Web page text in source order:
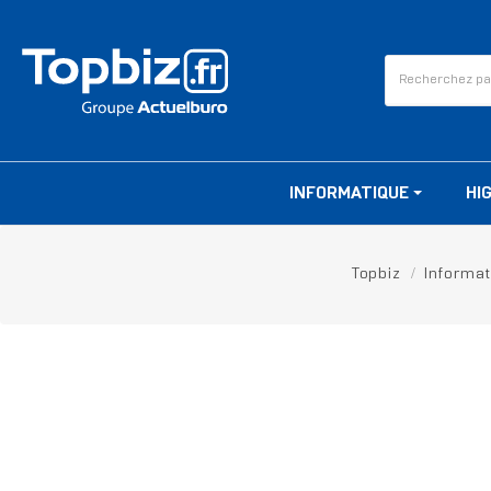
INFORMATIQUE
Topbiz